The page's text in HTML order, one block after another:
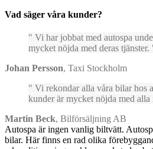
Vad säger våra kunder?
Vi har jobbat med autospa
mycket nöjda med deras tjänster.
Johan Persson, Taxi Stockholm
Vi rekondar alla våra bilar hos
kunder är mycket nöjda med alla
Martin Beck, Bilförsäljning AB
Autospa är ingen vanlig biltvätt.
bilar. Här finns en rad olika